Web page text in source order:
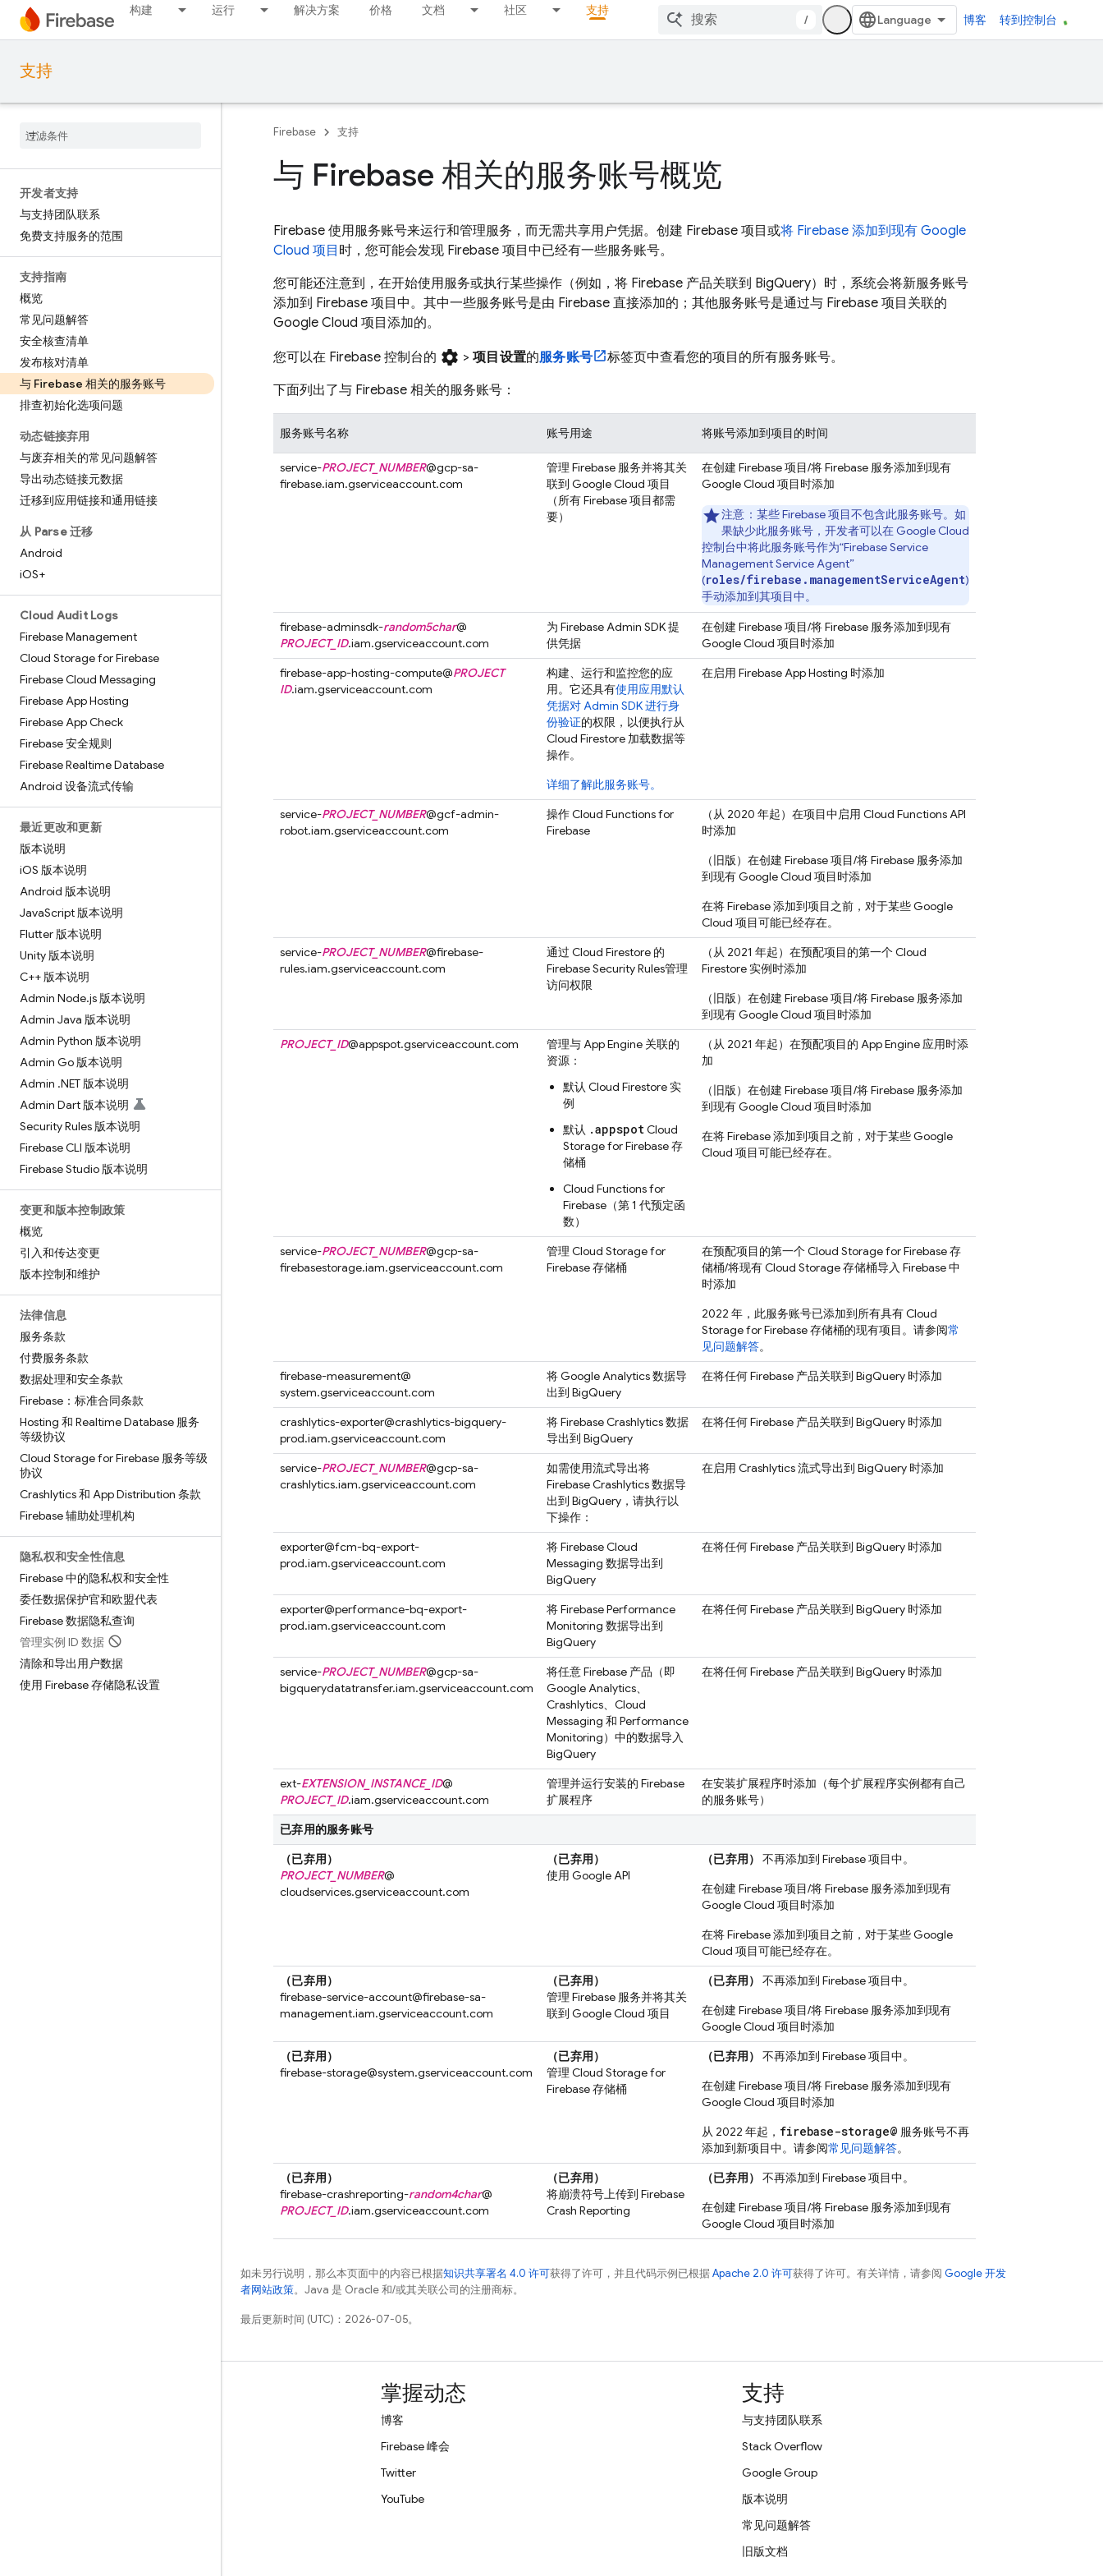
构建 运行 解决方案 价格 文档 社区 支持
/ 博客 转到控制台
支持
开发者支持
与支持团队联系
免费支持服务的范围
支持指南
概览
常见问题解答
安全核查清单
发布核对清单
与 Firebase 相关的服务账号
排查初始化选项问题
动态链接弃用
与废弃相关的常见问题解答
导出动态链接元数据
迁移到应用链接和通用链接
从 Parse 迁移
Android
iOS+
Cloud Audit Logs
Firebase Management
Cloud Storage for Firebase
Firebase Cloud Messaging
Firebase App Hosting
Firebase App Check
Firebase 安全规则
Firebase Realtime Database
Android 设备流式传输
最近更改和更新
版本说明
iOS 版本说明
Android 版本说明
JavaScript 版本说明
Flutter 版本说明
Unity 版本说明
C++ 版本说明
Admin Node.js 版本说明
Admin Java 版本说明
Admin Python 版本说明
Admin Go 版本说明
Admin .NET 版本说明
Admin Dart 版本说明
Security Rules 版本说明
Firebase CLI 版本说明
Firebase Studio 版本说明
变更和版本控制政策
概览
引入和传达变更
版本控制和维护
法律信息
服务条款
付费服务条款
数据处理和安全条款
Firebase：标准合同条款
Hosting 和 Realtime Database 服务
等级协议
Cloud Storage for Firebase 服务等级
协议
Crashlytics 和 App Distribution 条款
Firebase 辅助处理机构
隐私权和安全性信息
Firebase 中的隐私权和安全性
委任数据保护官和欧盟代表
Firebase 数据隐私查询
管理实例 ID 数据
清除和导出用户数据
使用 Firebase 存储隐私设置
Firebase 支持
与 Firebase 相关的服务账号概览
Firebase 使用服务账号来运行和管理服务，而无需共享用户凭据。创建 Firebase 项目或将 Firebase 添加到现有 Google
Cloud 项目 时，您可能会发现 Firebase 项目中已经有一些服务账号。
您可能还注意到，在开始使用服务或执行某些操作（例如，将 Firebase 产品关联到 BigQuery）时，系统会将新服务账号
添加到 Firebase 项目中。其中一些服务账号是由 Firebase 直接添加的；其他服务账号是通过与 Firebase 项目关联的
Google Cloud 项目添加的。
您可以在 Firebase 控制台的 settings > 项目设置的服务账号
标签页中查看您的项目的所有服务账号。
下面列出了与 Firebase 相关的服务账号：
服务账号名称 账号用途 将账号添加到项目的时间
service-PROJECT_NUMBER@gcp-sa-
firebase.iam.gserviceaccount.com
管理 Firebase 服务并将其关
联到 Google Cloud 项目
（所有 Firebase 项目都需
要）
在创建 Firebase 项目/将 Firebase 服务添加到现有
Google Cloud 项目时添加
注意 ：某些 Firebase 项目不包含此服务账号。如
果缺少此服务账号，开发者可以在 Google Cloud
控制台中将此服务账号作为“Firebase Service
Management Service Agent”
(roles/firebase.managementServiceAgent)
手动添加到其项目中。
firebase-adminsdk-random5char@
PROJECT_ID.iam.gserviceaccount.com
为 Firebase Admin SDK 提
供凭据
在创建 Firebase 项目/将 Firebase 服务添加到现有
Google Cloud 项目时添加
firebase-app-hosting-compute@PROJECT
ID.iam.gserviceaccount.com
构建、运行和监控您的应
用。它还具有使用应用默认
凭据对 Admin SDK 进行身
份验证的权限，以便执行从
Cloud Firestore 加载数据等
操作。
详细了解此服务账号。
在启用 Firebase App Hosting 时添加
service-PROJECT_NUMBER@gcf-admin-
robot.iam.gserviceaccount.com
操作Cloud Functions for
Firebase
（从 2020 年起） 在项目中启用 Cloud Functions API
时添加
（旧版） 在创建 Firebase 项目/将 Firebase 服务添加
到现有Google Cloud 项目时添加
在将 Firebase 添加到项目之前，对于某些Google
Cloud 项目可能已经存在。
service-PROJECT_NUMBER@firebase-
rules.iam.gserviceaccount.com
通过 Cloud Firestore 的
Firebase Security Rules管理
访问权限
（从 2021 年起） 在预配项目的第一个Cloud
Firestore 实例时添加
（旧版） 在创建 Firebase 项目/将 Firebase 服务添加
到现有Google Cloud 项目时添加
PROJECT_ID@appspot.gserviceaccount.com 管理与App Engine 关联的
资源：
默认 Cloud Firestore 实
例
默认 .appspotCloud
Storage for Firebase存
储桶
Cloud Functions for
Firebase （第 1 代预定函
数）
（从 2021 年起） 在预配项目的 App Engine 应用时添
加
（旧版） 在创建 Firebase 项目/将 Firebase 服务添加
到现有Google Cloud 项目时添加
在将 Firebase 添加到项目之前，对于某些Google
Cloud 项目可能已经存在。
service-PROJECT_NUMBER@gcp-sa-
firebasestorage.iam.gserviceaccount.com
管理 Cloud Storage for
Firebase存储桶
在预配项目的第一个Cloud Storage for Firebase存
储桶/将现有Cloud Storage存储桶导入 Firebase 中
时添加
2022 年，此服务账号已添加到所有具有Cloud
Storage for Firebase存储桶的现有项目。请参阅常
见问题解答。
firebase-measurement@
system.gserviceaccount.com
将Google Analytics数据导
出到 BigQuery
在将任何 Firebase 产品关联到 BigQuery 时添加
crashlytics-exporter@crashlytics-bigquery-
prod.iam.gserviceaccount.com
将Firebase Crashlytics数据
导出到 BigQuery
在将任何 Firebase 产品关联到 BigQuery 时添加
service-PROJECT_NUMBER@gcp-sa-
crashlytics.iam.gserviceaccount.com
如需使用流式导出将
Firebase Crashlytics数据导
出到 BigQuery ，请执行以
下操作：
在启用 Crashlytics流式导出到 BigQuery 时添加
exporter@fcm-bq-export-
prod.iam.gserviceaccount.com
将Firebase Cloud
Messaging 数据导出到
BigQuery
在将任何 Firebase 产品关联到 BigQuery 时添加
exporter@performance-bq-export-
prod.iam.gserviceaccount.com
将Firebase Performance
Monitoring 数据导出到
BigQuery
在将任何 Firebase 产品关联到 BigQuery 时添加
service-PROJECT_NUMBER@gcp-sa-
bigquerydatatransfer.iam.gserviceaccount.com
将任意 Firebase 产品（即
Google Analytics、
Crashlytics、 Cloud
Messaging 和 Performance
Monitoring）中的数据导入
BigQuery
在将任何 Firebase 产品关联到 BigQuery 时添加
ext-EXTENSION_INSTANCE_ID@
PROJECT_ID.iam.gserviceaccount.com
管理并运行安装的 Firebase
扩展程序
在安装扩展程序时添加（每个扩展程序实例都有自己
的服务账号）
已弃用的服务账号
（已弃用）
PROJECT_NUMBER@
cloudservices.gserviceaccount.com
（已弃用）
使用 Google API
（已弃用）
不再添加到 Firebase 项目中。
在创建 Firebase 项目/将 Firebase 服务添加到现有
Google Cloud 项目时添加
在将 Firebase 添加到项目之前，对于某些Google
Cloud 项目可能已经存在。
（已弃用）
firebase-service-account@firebase-sa-
management.iam.gserviceaccount.com
（已弃用）
管理 Firebase 服务并将其关
联到 Google Cloud 项目
（已弃用）
不再添加到 Firebase 项目中。
在创建 Firebase 项目/将 Firebase 服务添加到现有
Google Cloud 项目时添加
（已弃用）
firebase-storage@system.gserviceaccount.com
（已弃用）
管理 Cloud Storage for
Firebase 存储桶
（已弃用）
不再添加到 Firebase 项目中。
在创建 Firebase 项目/将 Firebase 服务添加到现有
Google Cloud 项目时添加
从 2022 年起， firebase-storage@ 服务账号不再
添加到新项目中。请参阅常见问题解答。
（已弃用）
firebase-crashreporting-random4char@
PROJECT_ID.iam.gserviceaccount.com
（已弃用）
将崩溃符号上传到 Firebase
Crash Reporting
（已弃用）
不再添加到 Firebase 项目中。
在创建 Firebase 项目/将 Firebase 服务添加到现有
Google Cloud 项目时添加
如未另行说明，那么本页面中的内容已根据知识共享署名 4.0 许可获得了许可，并且代码示例已根据Apache 2.0 许可获得了许可。有关详情，请参阅 Google 开发
者网站政策。Java 是 Oracle 和/或其关联公司的注册商标。
最后更新时间 (UTC)：2026-07-05。
掌握动态
博客
Firebase 峰会
Twitter
YouTube
支持
与支持团队联系
Stack Overflow
Google Group
版本说明
常见问题解答
旧版文档